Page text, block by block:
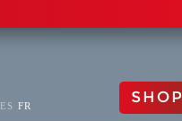
ES FR SHOP